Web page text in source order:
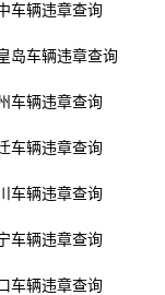
车辆违章查询
岛车辆违章查询
车辆违章查询
车辆违章查询
车辆违章查询
车辆违章查询
车辆违章查询